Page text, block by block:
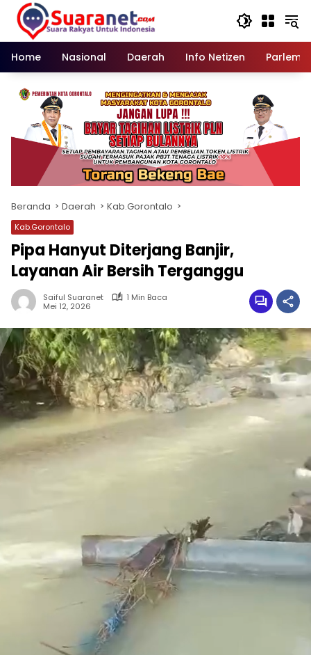
Langsung
konten
Home
Nasional Daerah Info Netizen
Beranda Daerah Kab.Gorontalo
Kab.Gorontalo
Pipa Hanyut Diterjang Banjir,
Layanan Air Bersih Terganggu
Saiful Suaranet
1 Min Baca
Mei 12, 2026